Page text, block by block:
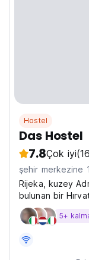
Hostel
Das Hostel
7.8Çok iyi
şehir merkezine
Rijeka, kuzey
bulunan bir
açılan bir kapı
5+